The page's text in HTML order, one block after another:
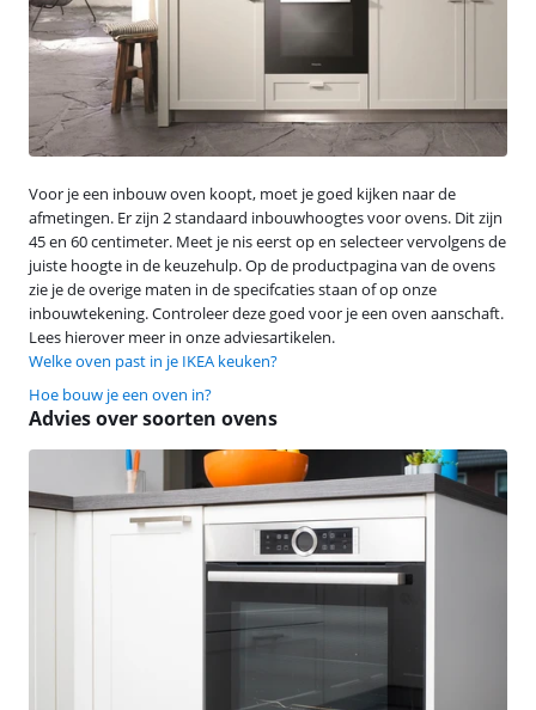
Voor je een inbouw oven koopt, moet je goed kijken naar de
afmetingen. Er zijn 2 standaard inbouwhoogtes voor ovens. Dit zijn
45 en 60 centimeter. Meet je nis eerst op en selecteer vervolgens de
juiste hoogte in de keuzehulp. Op de productpagina van de ovens
zie je de overige maten in de specifcaties staan of op onze
inbouwtekening. Controleer deze goed voor je een oven aanschaft.
Lees hierover meer in onze adviesartikelen.
Welke oven past in je IKEA keuken?
Hoe bouw je een oven in?
Advies over soorten ovens